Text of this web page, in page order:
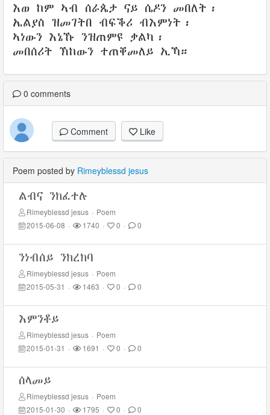
እወ ከም ኣብ ሰራጴታ ናይ ሴዶን መበለት፡
ኤልያስ ዝመገትበ ብፍቕሪ ብእምነት፡
ኣነውን እኔኹ ንዝጠምዩ ቃልካ፡
መበሰሪት ኽከውን ተጠቐመለይ ኢኻ።
0 comments
Comment Like
Poem posted by Rimeyblessd jesus
ልብና ንክፈተሉ
Rimeyblessd jesus · Poem
2015-06-08 · 1740 · 0 · 0
ንነብሰይ ንክረክባ
Rimeyblessd jesus · Poem
2015-05-31 · 1463 · 0 · 0
እምንቶይ
Rimeyblessd jesus · Poem
2015-01-31 · 1691 · 0 · 0
ሰላመይ
Rimeyblessd jesus · Poem
2015-01-30 · 1795 · 0 · 0